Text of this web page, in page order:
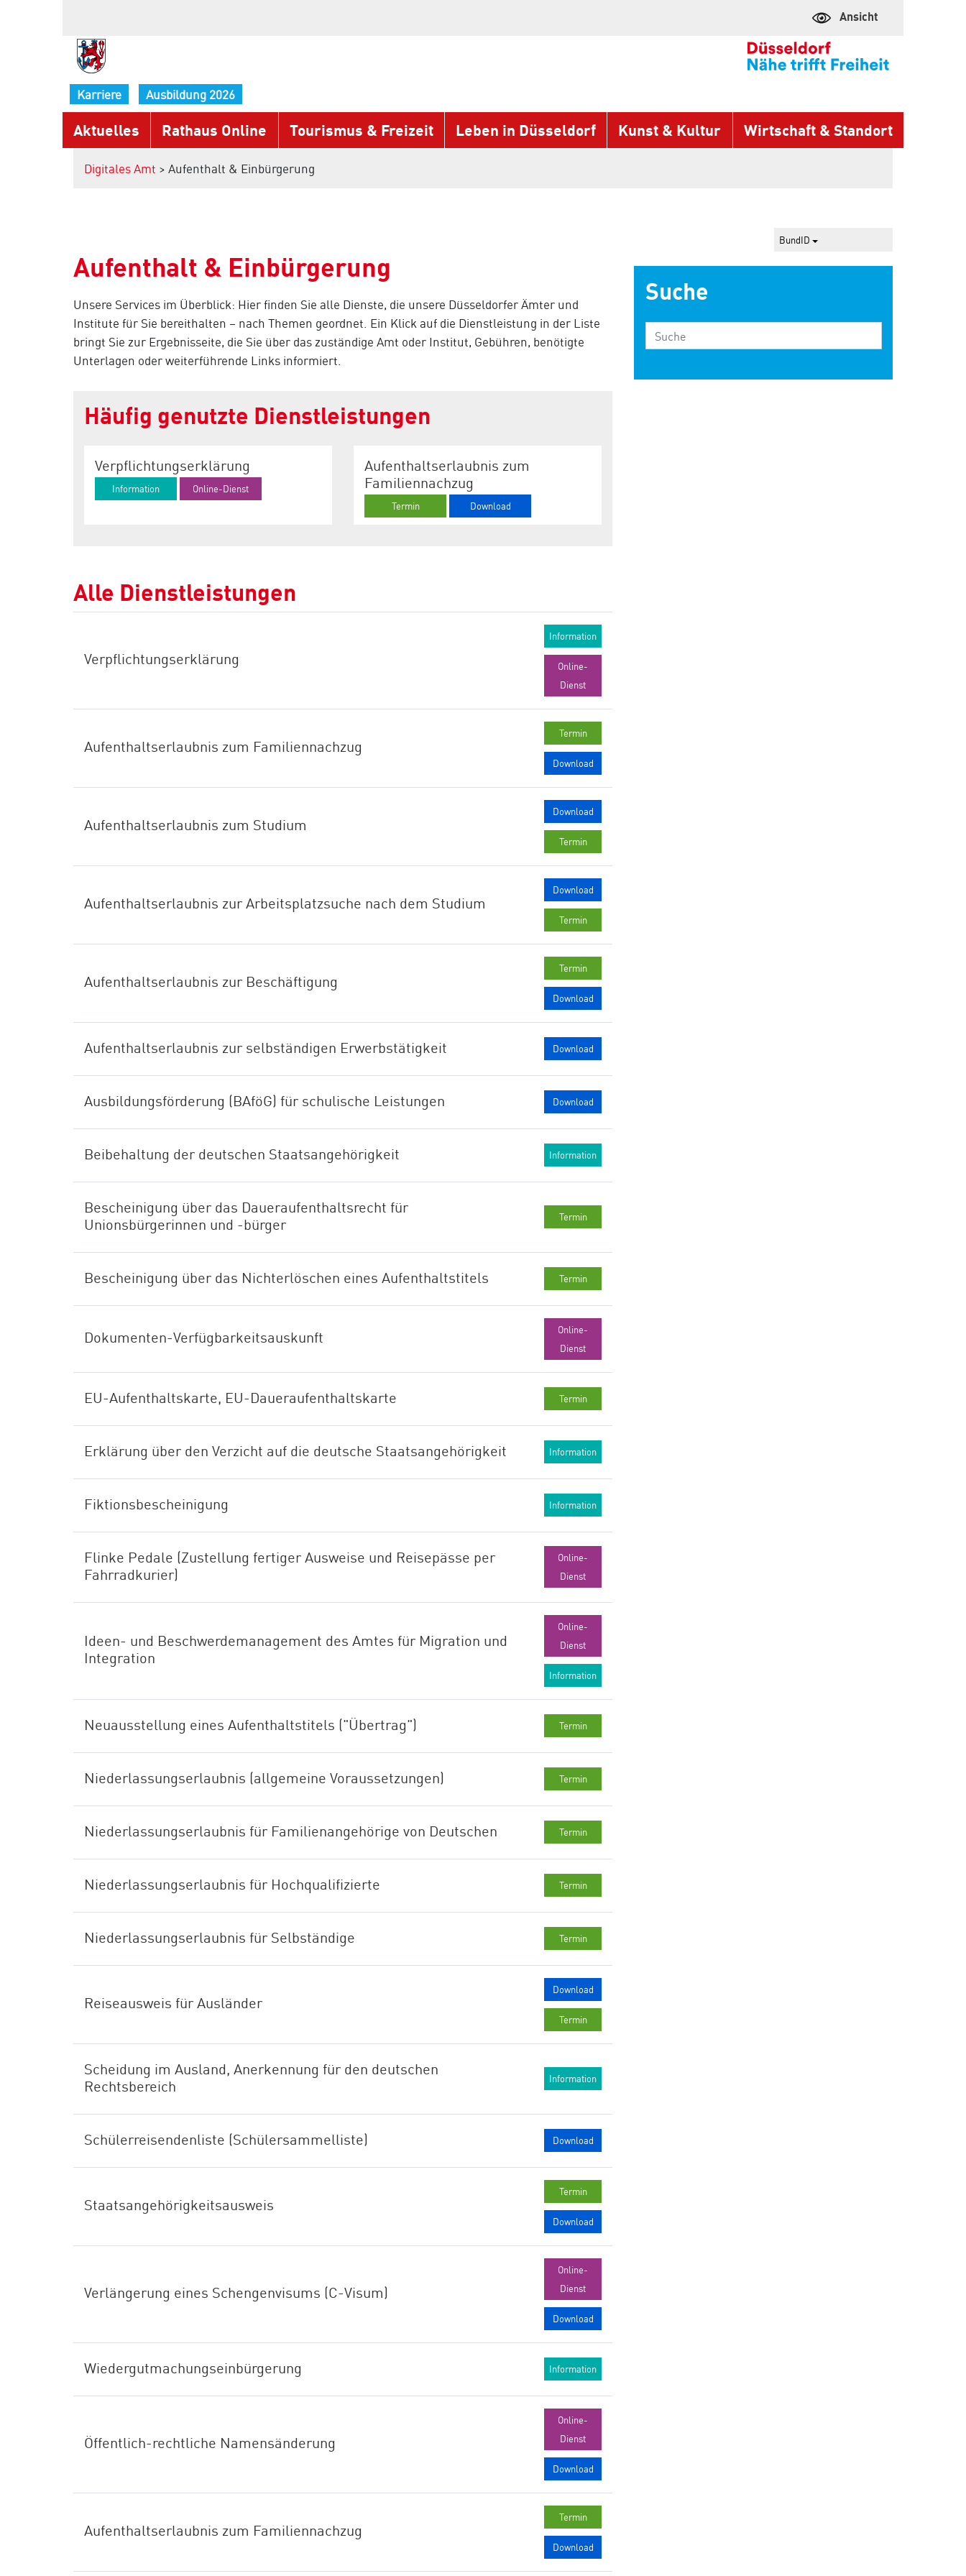
Ansicht
Karriere Ausbildung 2026
Aktuelles Rathaus Online Tourismus & Freizeit Leben in Düsseldorf Kunst & Kultur Wirtschaft & Standort
Digitales Amt > Aufenthalt & Einbürgerung
BundID
Aufenthalt & Einbürgerung
Unsere Services im Überblick: Hier finden Sie alle Dienste, die unsere Düsseldorfer Ämter und
Institute für Sie bereithalten – nach Themen geordnet. Ein Klick auf die Dienstleistung in der Liste
bringt Sie zur Ergebnisseite, die Sie über das zuständige Amt oder Institut, Gebühren, benötigte
Unterlagen oder weiterführende Links informiert.
Häufig genutzte Dienstleistungen
Verpflichtungserklärung
Information Online-Dienst
Aufenthaltserlaubnis zum
Familiennachzug
Termin Download
Alle Dienstleistungen
Verpflichtungserklärung
Information
Online-
Dienst
Aufenthaltserlaubnis zum Familiennachzug
Termin
Download
Aufenthaltserlaubnis zum Studium
Download
Termin
Aufenthaltserlaubnis zur Arbeitsplatzsuche nach dem Studium
Download
Termin
Aufenthaltserlaubnis zur Beschäftigung
Termin
Download
Aufenthaltserlaubnis zur selbständigen Erwerbstätigkeit Download
Ausbildungsförderung (BAföG) für schulische Leistungen Download
Beibehaltung der deutschen Staatsangehörigkeit Information
Bescheinigung über das Daueraufenthaltsrecht für
Unionsbürgerinnen und -bürger
Termin
Bescheinigung über das Nichterlöschen eines Aufenthaltstitels Termin
Dokumenten-Verfügbarkeitsauskunft
Online-
Dienst
EU-Aufenthaltskarte, EU-Daueraufenthaltskarte Termin
Erklärung über den Verzicht auf die deutsche Staatsangehörigkeit Information
Fiktionsbescheinigung Information
Flinke Pedale (Zustellung fertiger Ausweise und Reisepässe per
Fahrradkurier)
Online-
Dienst
Ideen- und Beschwerdemanagement des Amtes für Migration und
Integration
Online-
Dienst
Information
Neuausstellung eines Aufenthaltstitels ("Übertrag") Termin
Niederlassungserlaubnis (allgemeine Voraussetzungen) Termin
Niederlassungserlaubnis für Familienangehörige von Deutschen Termin
Niederlassungserlaubnis für Hochqualifizierte Termin
Niederlassungserlaubnis für Selbständige Termin
Reiseausweis für Ausländer
Download
Termin
Scheidung im Ausland, Anerkennung für den deutschen
Rechtsbereich
Information
Schülerreisendenliste (Schülersammelliste) Download
Staatsangehörigkeitsausweis
Termin
Download
Verlängerung eines Schengenvisums (C-Visum)
Online-
Dienst
Download
Wiedergutmachungseinbürgerung Information
Öffentlich-rechtliche Namensänderung
Online-
Dienst
Download
Aufenthaltserlaubnis zum Familiennachzug
Termin
Download
Suche